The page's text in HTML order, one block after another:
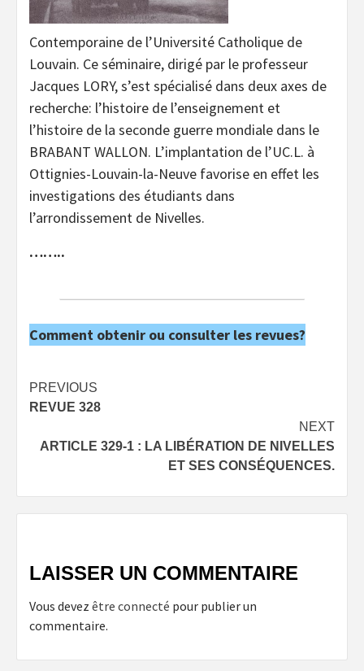
Contemporaine de l’Université Catholique de
Louvain. Ce séminaire, dirigé par le professeur
Jacques LORY, s’est spécialisé dans deux axes de
recherche: l’histoire de l’enseignement et
l’histoire de la seconde guerre mondiale dans le
BRABANT WALLON. L’implantation de l’UC.L. à
Ottignies-Louvain-la-Neuve favorise en effet les
investigations des étudiants dans
l’arrondissement de Nivelles.
……..
Comment obtenir ou consulter les revues?
Post
navigation
PREVIOUS
REVUE 328
NEXT
ARTICLE 329-1 : LA LIBÉRATION DE NIVELLES
ET SES CONSÉQUENCES.
LAISSER UN COMMENTAIRE
Vous devez être connecté pour publier un
commentaire.